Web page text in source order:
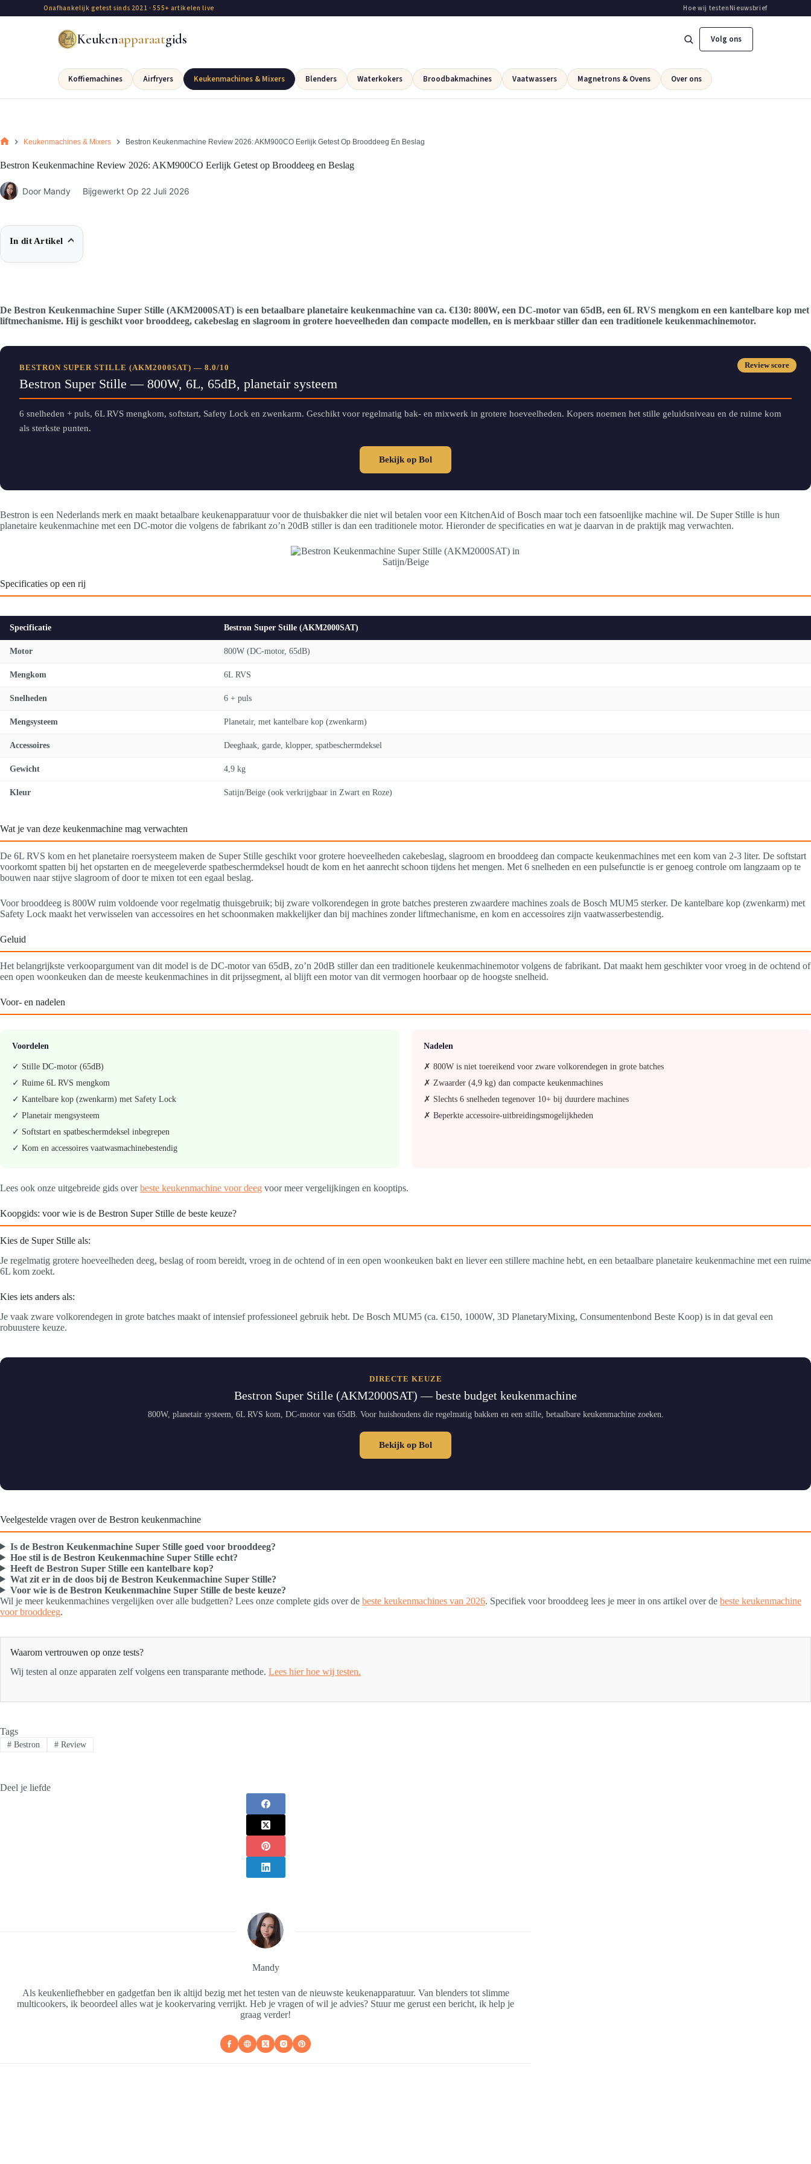
Onafhankelijk getest sinds 2021 · 555+ artikelen live Hoe wij testenNieuwsbrief
Keukenapparaatgids Volg ons
Koffiemachines Airfryers Keukenmachines & Mixers Blenders Waterkokers Broodbakmachines Vaatwassers Magnetrons & Ovens Over ons
Keukenmachines & Mixers Bestron Keukenmachine Review 2026: AKM900CO Eerlijk Getest Op Brooddeeg En Beslag
Bestron Keukenmachine Review 2026: AKM900CO Eerlijk Getest op Brooddeeg en Beslag
Door Mandy Bijgewerkt Op 22 Juli 2026
In dit Artikel
De Bestron Keukenmachine Super Stille (AKM2000SAT) is een betaalbare planetaire keukenmachine van ca. €130: 800W, een DC-motor van 65dB, een 6L RVS mengkom en een kantelbare kop met
liftmechanisme. Hij is geschikt voor brooddeeg, cakebeslag en slagroom in grotere hoeveelheden dan compacte modellen, en is merkbaar stiller dan een traditionele keukenmachinemotor.
Review score
BESTRON SUPER STILLE (AKM2000SAT) — 8.0/10
Bestron Super Stille — 800W, 6L, 65dB, planetair systeem
6 snelheden + puls, 6L RVS mengkom, softstart, Safety Lock en zwenkarm. Geschikt voor regelmatig bak- en mixwerk in grotere hoeveelheden. Kopers noemen het stille geluidsniveau en de ruime kom
als sterkste punten.
Bekijk op Bol
Bestron is een Nederlands merk en maakt betaalbare keukenapparatuur voor de thuisbakker die niet wil betalen voor een KitchenAid of Bosch maar toch een fatsoenlijke machine wil. De Super Stille is hun
planetaire keukenmachine met een DC-motor die volgens de fabrikant zo’n 20dB stiller is dan een traditionele motor. Hieronder de specificaties en wat je daarvan in de praktijk mag verwachten.
Specificaties op een rij
Specificatie Bestron Super Stille (AKM2000SAT)
Motor 800W (DC-motor, 65dB)
Mengkom 6L RVS
Snelheden 6 + puls
Mengsysteem Planetair, met kantelbare kop (zwenkarm)
Accessoires Deeghaak, garde, klopper, spatbeschermdeksel
Gewicht 4,9 kg
Kleur Satijn/Beige (ook verkrijgbaar in Zwart en Roze)
Wat je van deze keukenmachine mag verwachten
De 6L RVS kom en het planetaire roersysteem maken de Super Stille geschikt voor grotere hoeveelheden cakebeslag, slagroom en brooddeeg dan compacte keukenmachines met een kom van 2-3 liter. De softstart
voorkomt spatten bij het opstarten en de meegeleverde spatbeschermdeksel houdt de kom en het aanrecht schoon tijdens het mengen. Met 6 snelheden en een pulsefunctie is er genoeg controle om langzaam op te
bouwen naar stijve slagroom of door te mixen tot een egaal beslag.
Voor brooddeeg is 800W ruim voldoende voor regelmatig thuisgebruik; bij zware volkorendegen in grote batches presteren zwaardere machines zoals de Bosch MUM5 sterker. De kantelbare kop (zwenkarm) met
Safety Lock maakt het verwisselen van accessoires en het schoonmaken makkelijker dan bij machines zonder liftmechanisme, en kom en accessoires zijn vaatwasserbestendig.
Geluid
Het belangrijkste verkoopargument van dit model is de DC-motor van 65dB, zo’n 20dB stiller dan een traditionele keukenmachinemotor volgens de fabrikant. Dat maakt hem geschikter voor vroeg in de ochtend of
een open woonkeuken dan de meeste keukenmachines in dit prijssegment, al blijft een motor van dit vermogen hoorbaar op de hoogste snelheid.
Voor- en nadelen
Voordelen
✓ Stille DC-motor (65dB)
✓ Ruime 6L RVS mengkom
✓ Kantelbare kop (zwenkarm) met Safety Lock
✓ Planetair mengsysteem
✓ Softstart en spatbeschermdeksel inbegrepen
✓ Kom en accessoires vaatwasmachinebestendig
Nadelen
✗ 800W is niet toereikend voor zware volkorendegen in grote batches
✗ Zwaarder (4,9 kg) dan compacte keukenmachines
✗ Slechts 6 snelheden tegenover 10+ bij duurdere machines
✗ Beperkte accessoire-uitbreidingsmogelijkheden
Lees ook onze uitgebreide gids overbeste keukenmachine voor deeg voor meer vergelijkingen en kooptips.
Koopgids: voor wie is de Bestron Super Stille de beste keuze?
Kies de Super Stille als:
Je regelmatig grotere hoeveelheden deeg, beslag of room bereidt, vroeg in de ochtend of in een open woonkeuken bakt en liever een stillere machine hebt, en een betaalbare planetaire keukenmachine met een ruime
6L kom zoekt.
Kies iets anders als:
Je vaak zware volkorendegen in grote batches maakt of intensief professioneel gebruik hebt. De Bosch MUM5 (ca. €150, 1000W, 3D PlanetaryMixing, Consumentenbond Beste Koop) is in dat geval een
robuustere keuze.
DIRECTE KEUZE
Bestron Super Stille (AKM2000SAT) — beste budget keukenmachine
800W, planetair systeem, 6L RVS kom, DC-motor van 65dB. Voor huishoudens die regelmatig bakken en een stille, betaalbare keukenmachine zoeken.
Bekijk op Bol
Veelgestelde vragen over de Bestron keukenmachine
Is de Bestron Keukenmachine Super Stille goed voor brooddeeg?
Hoe stil is de Bestron Keukenmachine Super Stille echt?
Heeft de Bestron Super Stille een kantelbare kop?
Wat zit er in de doos bij de Bestron Keukenmachine Super Stille?
Voor wie is de Bestron Keukenmachine Super Stille de beste keuze?
Wil je meer keukenmachines vergelijken over alle budgetten? Lees onze complete gids over de beste keukenmachines van 2026. Specifiek voor brooddeeg lees je meer in ons artikel over de beste keukenmachine
voor brooddeeg.
Waarom vertrouwen op onze tests?
Wij testen al onze apparaten zelf volgens een transparante methode. Lees hier hoe wij testen.
Tags
#Bestron #Review
Deel je liefde
Mandy
Als keukenliefhebber en gadgetfan ben ik altijd bezig met het testen van de nieuwste keukenapparatuur. Van blenders tot slimme
multicookers, ik beoordeel alles wat je kookervaring verrijkt. Heb je vragen of wil je advies? Stuur me gerust een bericht, ik help je
graag verder!